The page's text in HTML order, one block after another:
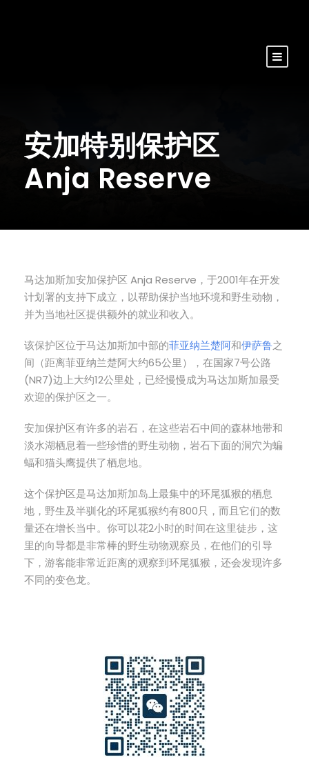
安加特别保护区
Anja Reserve
马达加斯加安加保护区 Anja Reserve，于2001年在开发
计划署的支持下成立，以帮助保护当地环境和野生动物，
并为当地社区提供额外的就业和收入。
该保护区位于马达加斯加中部的菲亚纳兰楚阿和伊萨鲁之
间（距离菲亚纳兰楚阿大约65公里），在国家7号公路
(NR7)边上大约12公里处，已经慢慢成为马达加斯加最受
欢迎的保护区之一。
安加保护区有许多的岩石，在这些岩石中间的森林地带和
淡水湖栖息着一些珍惜的野生动物，岩石下面的洞穴为蝙
蝠和猫头鹰提供了栖息地。
这个保护区是马达加斯加岛上最集中的环尾狐猴的栖息
地，野生及半驯化的环尾狐猴约有800只，而且它们的数
量还在增长当中。你可以花2小时的时间在这里徒步，这
里的向导都是非常棒的野生动物观察员，在他们的引导
下，游客能非常近距离的观察到环尾狐猴，还会发现许多
不同的变色龙。